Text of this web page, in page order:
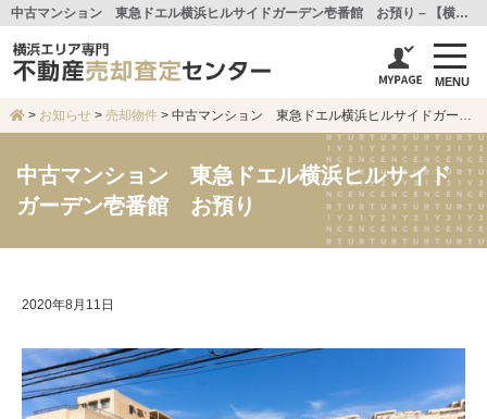
中古マンション 東急ドエル横浜ヒルサイドガーデン壱番館 お預り – 【横浜エリア専門不動産売却査定センター】センチュリー21アイ建設
MENU
> お知らせ > 売却物件 > 中古マンション 東急ドエル横浜ヒルサイドガーデン壱番館 お預り
中古マンション 東急ドエル横浜ヒルサイド
ガーデン壱番館 お預り
2020年8月11日